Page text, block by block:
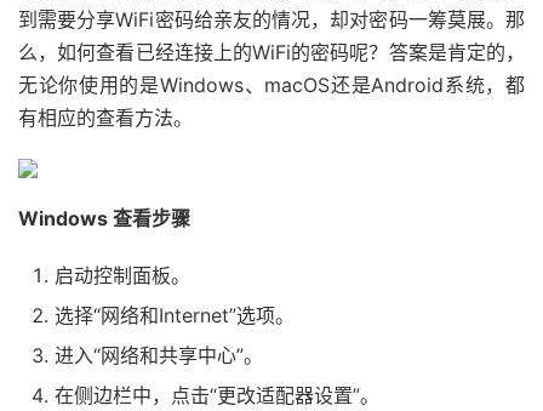
到需要分享WiFi密码给亲友的情况，却对密码一筹莫展。那
么，如何查看已经连接上的WiFi的密码呢？答案是肯定的，
无论你使用的是Windows、macOS还是Android系统，都
有相应的查看方法。
Windows 查看步骤
启动控制面板。
选择“网络和Internet”选项。
进入“网络和共享中心”。
在侧边栏中，点击“更改适配器设置”。